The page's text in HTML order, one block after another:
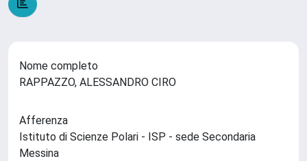
Nome completo
RAPPAZZO, ALESSANDRO CIRO
Afferenza
Istituto di Scienze Polari - ISP - sede Secondaria
Messina